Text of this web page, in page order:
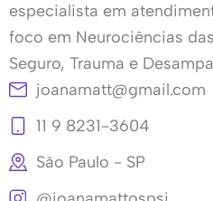
especialista em
foco em Neurociências
Seguro, Trauma e
joanamatt@gmail.com
11 9 8231-3604
São Paulo - SP